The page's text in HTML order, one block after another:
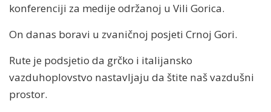
konferenciji za medije održanoj u Vili Gorica.
On danas boravi u zvaničnoj posjeti Crnoj Gori.
Rute je podsjetio da grčko i italijansko
vazduhoplovstvo nastavljaju da štite naš vazdušni
prostor.